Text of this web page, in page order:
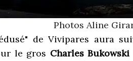
Photos Aline
de Vivipares aura
le gros Charles Bukowski